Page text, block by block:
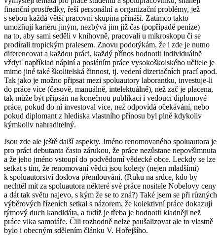
finanční prostředky, řeší personální a organizační problémy, jež
s sebou každá větší pracovní skupina přináší. Zatímco takto
umožňují kariéru jiným, nezbývá jim již čas (popřípadě peníze)
na to, aby sami seděli v knihovně, pracovali u mikroskopu či se
prodírali tropickým pralesem. Znovu podotýkám, že i zde je nutno
diferencovat a každou práci, každý přínos hodnotit individuálně
vždyť například náplní a posláním práce vysokoškolského učitele je
mimo jiné také školitelská činnost, tj. vedení dizertačních prací apod.
Tak jako je možno připsat mezi spoluautory laborantku, investuje-li
do práce více (časově, manuálně, intelektuálně), než zač je placena,
tak může být připsán na konečnou publikaci i vedoucí diplomové
práce, pokud do ní investoval více, než odpovídá očekávání, nebo
pokud diplomant z hlediska vlastního přínosu byl plně kdykoliv
kýmkoliv nahraditelný.
Jsou zde ale ještě další aspekty. Jméno renomovaného spoluautora je
pro práci debutanta často zárukou, že práce nezůstane nepovšimnuta
a že jeho jméno vstoupí do podvědomí vědecké obce. Leckdy se lze
setkat s tím, že renomovaní vědci jsou kolegy (nejen mladšími)
k spoluautorství doslova přemlouváni. (Ruku na srdce, kdo by
nechtěl mít za spoluautora některé své práce nositele Nobelovy ceny
a dát tak světu najevo, s kým že se to zná?) Také jsem se při různých
výběrových řízeních setkal s názorem, že kolektivní práce dokazují
týmový duch kandidáta, a tudíž je třeba je hodnotit kladněji než
práce vlka samotáře. Čili rozhodně nelze paušalizovat ale to vlastně
bylo i obecným sdělením článku V. Hořejšího.